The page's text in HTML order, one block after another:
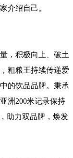
介绍自己。
，积极向上、破土
粗粮王持续传递爱
的饮品品牌。秉承
洲200米记录保持
助力双品牌，焕发